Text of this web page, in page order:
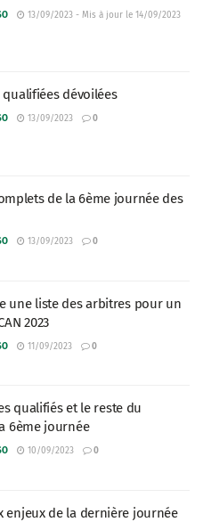
13/09/2023 - Mis à jour le 14/09/2023
qualifiées dévoilées
13/09/2023 0
de la 6ème journée des
13/09/2023 0
une liste des arbitres pour un
2023
11/09/2023 0
qualifiés et le reste du
6ème journée
10/09/2023 0
enjeux de la dernière journée